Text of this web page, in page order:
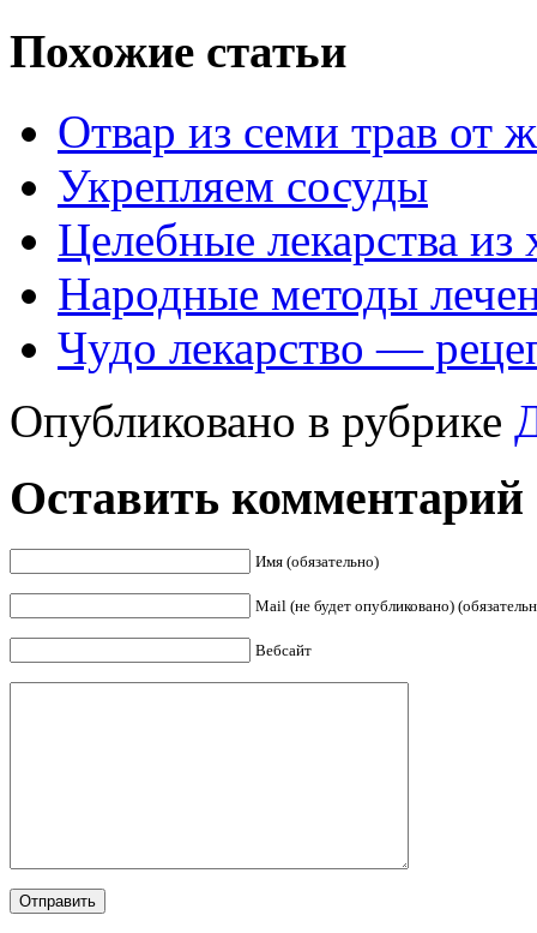
Похожие статьи
Отвар из семи трав от
Укрепляем сосуды
Целебные лекарства из
Народные методы
Чудо лекарство —
Опубликовано в рубрике
Оставить комментарий
Имя (обязательно)
Mail (не будет опубликовано)
Вебсайт